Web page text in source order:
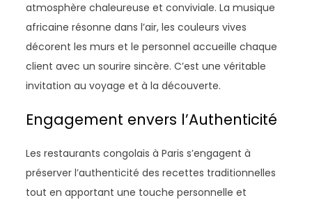
atmosphère chaleureuse et conviviale. La musique
africaine résonne dans l’air, les couleurs vives
décorent les murs et le personnel accueille chaque
client avec un sourire sincère. C’est une véritable
invitation au voyage et à la découverte.
Engagement envers l’Authenticité
Les restaurants congolais à Paris s’engagent à
préserver l’authenticité des recettes traditionnelles
tout en apportant une touche personnelle et